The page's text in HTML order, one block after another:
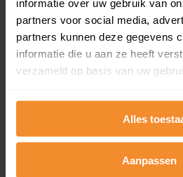
informatie over uw gebruik van
partners voor social media,
partners kunnen deze gegevens
informatie die u aan ze heeft
verzameld op basis van uw
Alles
Aanpassen
Direct leverbaar
Een uitgebreid overzicht van
dit inclusief de luchtfoto!